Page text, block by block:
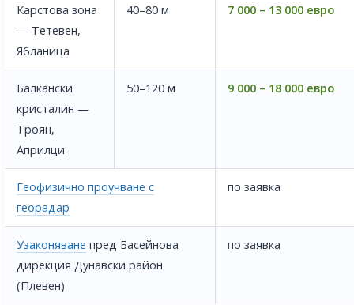
Карстова зона
— Тетевен,
Ябланица
40–80 м 7 000 – 13 000 евро
Балкански
кристалин —
Троян,
Априлци
50–120 м 9 000 – 18 000 евро
Геофизично проучване с
георадар
по заявка
Узаконяване пред Басейнова
дирекция Дунавски район
(Плевен)
по заявка